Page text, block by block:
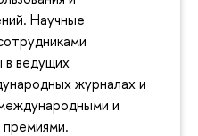
Научные
в ведущих
журналах и
и
премиями.